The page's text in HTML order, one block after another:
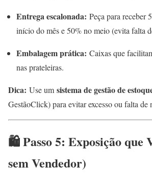
Entrega escalonada: Peça para receber
início do mês e 50% no meio (evita falta
Embalagem prática: Caixas que
nas prateleiras.
Dica: Use um sistema de gestão de
GestãoClick) para evitar excesso ou falta de
🛍️ Passo 5: Exposição que
sem Vendedor)